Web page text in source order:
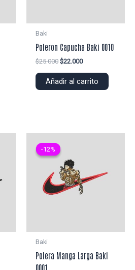
Baki
Poleron Capucha Baki 0010
$25.000 El
original
$22.000El
actual
Añadir al carrito
-12%
-12%
Baki
Polera Manga Larga Baki
0001